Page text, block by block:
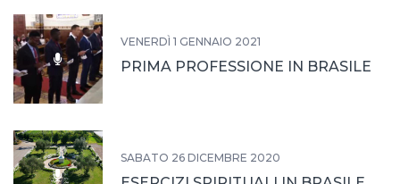
VENERDÌ 1 GENNAIO 2021
PRIMA PROFESSIONE IN BRASILE
SABATO 26 DICEMBRE 2020